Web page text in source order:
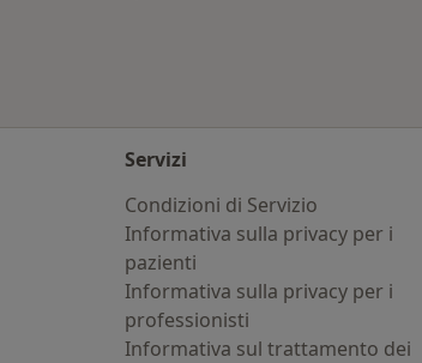
Servizi
Condizioni di Servizio
Informativa sulla privacy per i
pazienti
Informativa sulla privacy per i
professionisti
Informativa sul trattamento dei